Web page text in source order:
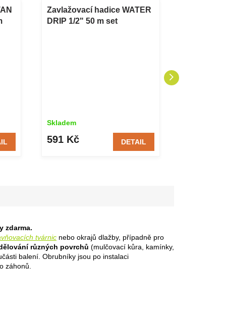
Zavlažovací hadice WATER
DRIP 1/2" 50 m set
Skladem
591 Kč DETAIL
zdarma.
tvárnic nebo okrajů dlažby, případně pro
různých povrchů (mulčovací kůra, kamínky,
balení. Obrubníky jsou po instalaci
záhonů.